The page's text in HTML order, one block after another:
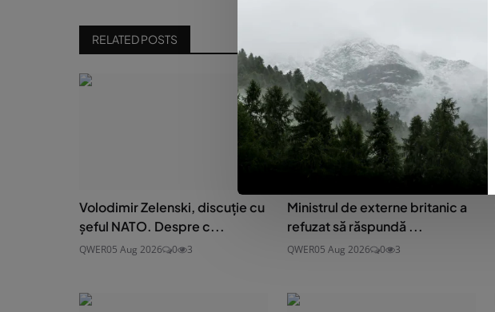
RELATED POSTS
Volodimir Zelenski, discuție cu
șeful NATO. Despre c...
QWER05 Aug 2026 0 3
Ministrul de externe britanic a
refuzat să răspundă ...
QWER05 Aug 2026 0 3